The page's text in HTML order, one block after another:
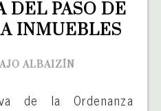
DEL PASO DE
INMUEBLES
ALBAIZÍN
de la Ordenanza